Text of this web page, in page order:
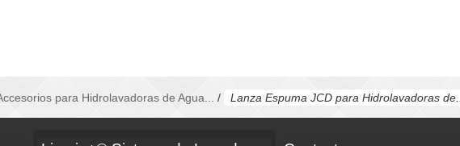
para Hidrolavadoras de Agua... / Lanza Espuma JCD para Hidrolavadoras de...